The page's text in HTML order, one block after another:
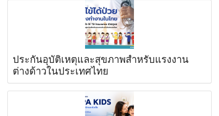
ประกันอุบัติเหตุและสุขภาพสำหรับแรงงาน
ต่างด้าวในประเทศไทย